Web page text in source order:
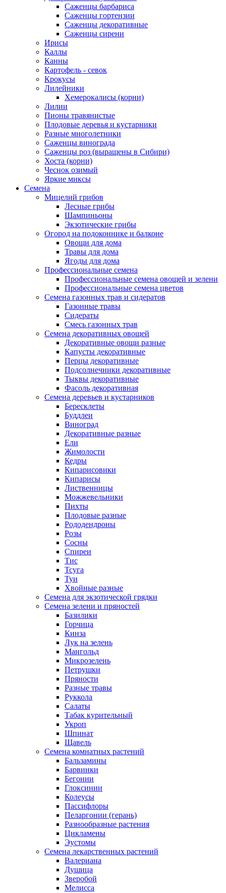
Саженцы барбариса
Саженцы гортензии
Саженцы декоративные
Саженцы сирени
Ирисы
Каллы
Канны
Картофель - севок
Крокусы
Лилейники
Хемерокалисы (корни)
Лилии
Пионы травянистые
Плодовые деревья и кустарники
Разные многолетники
Саженцы винограда
Саженцы роз (выращены в Сибири)
Хоста (корни)
Чеснок озимый
Яркие миксы
Семена
Мицелий грибов
Лесные грибы
Шампиньоны
Экзотические грибы
Огород на подоконнике и балконе
Овощи для дома
Травы для дома
Ягоды для дома
Профессиональные семена
Профессиональные семена овощей и зелени
Профессиональные семена цветов
Семена газонных трав и сидератов
Газонные травы
Сидераты
Смесь газонных трав
Семена декоративных овощей
Декоративные овощи разные
Капусты декоративные
Перцы декоративные
Подсолнечники декоративные
Тыквы декоративные
Фасоль декоративная
Семена деревьев и кустарников
Бересклеты
Буддлеи
Виноград
Декоративные разные
Ели
Жимолости
Кедры
Кипарисовики
Кипарисы
Лиственницы
Можжевельники
Пихты
Плодовые разные
Рододендроны
Розы
Сосны
Спиреи
Тис
Тсуга
Туи
Хвойные разные
Семена для экзотической грядки
Семена зелени и пряностей
Базилики
Горчица
Кинза
Лук на зелень
Мангольд
Микрозелень
Петрушки
Пряности
Разные травы
Руккола
Салаты
Табак курительный
Укроп
Шпинат
Щавель
Семена комнатных растений
Бальзамины
Барвинки
Бегонии
Глоксинии
Колеусы
Пассифлоры
Пеларгонии (герань)
Разнообразные растения
Цикламены
Эустомы
Семена лекарственных растений
Валериана
Душица
Зверобой
Мелисса